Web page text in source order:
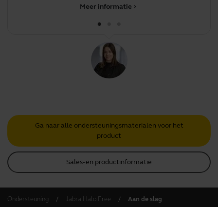
chevron_right
Meer informatie
Ga naar alle ondersteuningsmaterialen voor het
product
Sales- en productinformatie
Ondersteuning Jabra Halo Free Aan de slag